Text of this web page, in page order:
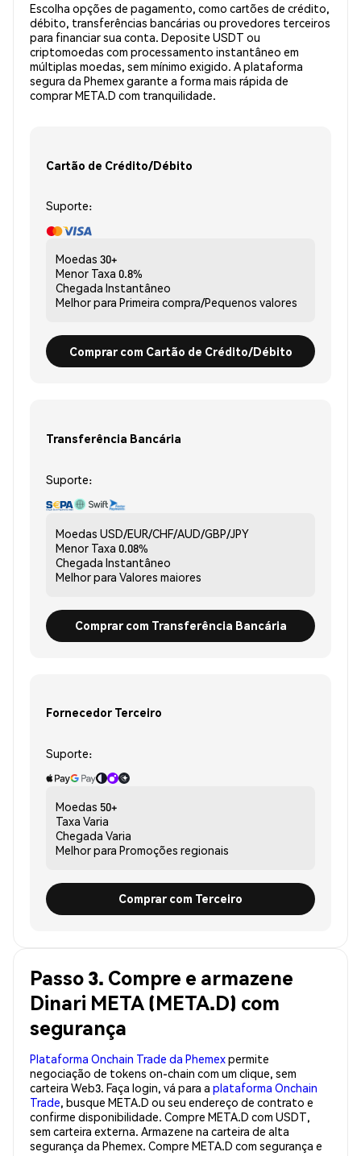
Escolha opções de pagamento, como cartões de crédito,
débito, transferências bancárias ou provedores terceiros
para financiar sua conta. Deposite USDT ou
criptomoedas com processamento instantâneo em
múltiplas moedas, sem mínimo exigido. A plataforma
segura da Phemex garante a forma mais rápida de
comprar META.D com tranquilidade.
Cartão de Crédito/Débito
Suporte:
Moedas 30+
Menor Taxa 0.8%
Chegada Instantâneo
Melhor para Primeira compra/Pequenos valores
Comprar com Cartão de Crédito/Débito
Transferência Bancária
Suporte:
Moedas USD/EUR/CHF/AUD/GBP/JPY
Menor Taxa 0.08%
Chegada Instantâneo
Melhor para Valores maiores
Comprar com Transferência Bancária
Fornecedor Terceiro
Suporte:
Moedas 50+
Taxa Varia
Chegada Varia
Melhor para Promoções regionais
Comprar com Terceiro
Passo 3. Compre e armazene
Dinari META (META.D) com
segurança
Plataforma Onchain Trade da Phemexpermite
negociação de tokens on-chain com um clique, sem
carteira Web3. Faça login, vá para a plataforma Onchain
Trade, busque META.D ou seu endereço de contrato e
confirme disponibilidade. Compre META.D com USDT,
sem carteira externa. Armazene na carteira de alta
segurança da Phemex. Compre META.D com segurança e